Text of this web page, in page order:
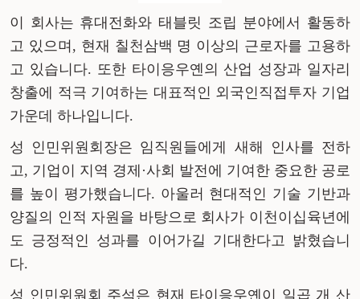
이 회사는 휴대전화와 태블릿 조립 분야에서
활동하
고 있으며 , 현재 칠천삼백 명 이상의 근로자를 고용하
고 있습니다. 또한 타이응우옌의 산업 성장과 일자리
창출에
적극 기여하는 대표적인 외국인직접투자 기업
가운데 하나입니다.
성
인민위원회장은 임직원들에게 새해 인사를 전하
고, 기업이 지역 경제 ·사회 발전에 기여한 중요한 공로
를 높이 평가했습니다. 아울러 현대적인 기술 기반과
양질의
인적 자원을 바탕으로 회사가 이천이십육년에
도 긍정적인 성과를 이어가길 기대한다고 밝혔습니
다.
성 인민위원회 주석은 현재 타이응우옌이 일곱 개 산